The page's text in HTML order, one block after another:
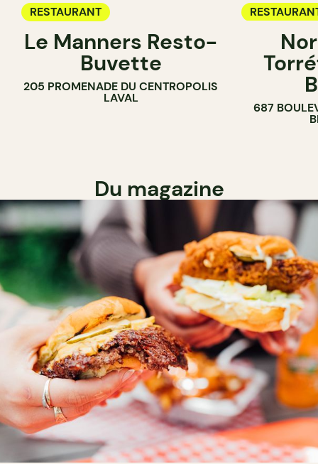
RESTAURANT
Le Manners Resto-
Buvette
205 PROMENADE DU CENTROPOLIS
LAVAL
687
Du magazine